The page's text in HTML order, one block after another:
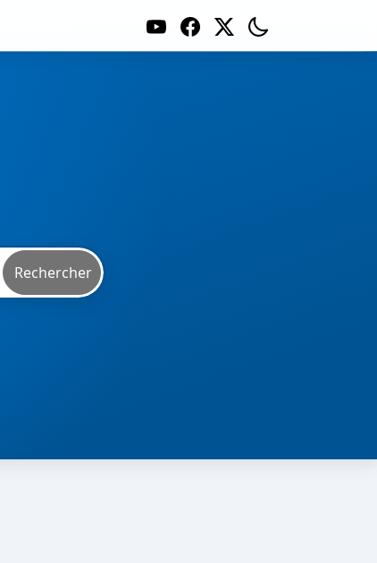
Rechercher